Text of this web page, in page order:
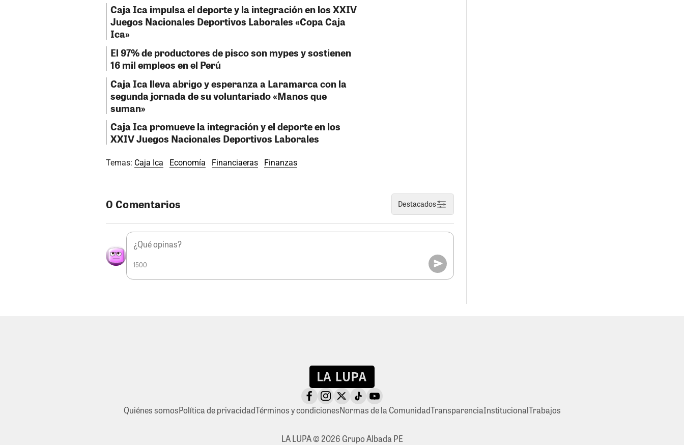
Caja Ica impulsa el deporte y la integración en los XXIV
Juegos Nacionales Deportivos Laborales «Copa Caja
Ica»
El 97% de productores de pisco son mypes y sostienen
16 mil empleos en el Perú
Caja Ica lleva abrigo y esperanza a Laramarca con la
segunda jornada de su voluntariado «Manos que
suman»
Caja Ica promueve la integración y el deporte en los
XXIV Juegos Nacionales Deportivos Laborales
Temas: Caja Ica Economía Financiaeras Finanzas
0 Comentarios Destacados
1500
Quiénes somosPolítica de privacidadTérminos y condicionesNormas de la ComunidadTransparenciaInstitucionalTrabajos
LA LUPA © 2026 Grupo Albada PE